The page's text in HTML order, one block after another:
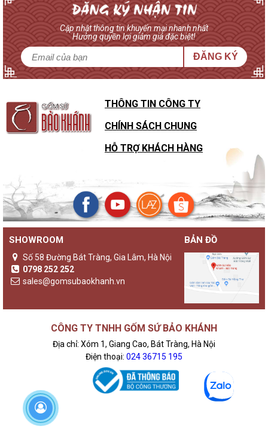
Cập nhật thông tin khuyến mại nhanh nhất
Hưởng quyền lợi giảm giá đặc biệt!
ĐĂNG KÝ
THÔNG TIN CÔNG TY
CHÍNH SÁCH CHUNG
HỖ TRỢ KHÁCH HÀNG
SHOWROOM
Số 58 Đường Bát Tràng, Gia Lâm, Hà Nội
0798 252 252
sales@gomsubaokhanh.vn
BẢN ĐỒ
CÔNG TY TNHH GỐM SỨ BẢO KHÁNH
Địa chỉ: Xóm 1, Giang Cao, Bát Tràng, Hà Nội
Điện thoại: 024 36715 195